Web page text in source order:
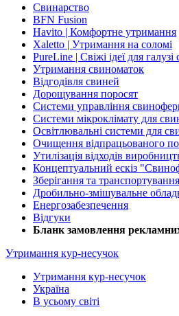
Свинарство
BFN Fusion
Havito | Комфортне утримання
Xaletto | Утримання на соломі
PureLine | Свіжі ідеї для галузі
Утримання свиноматок
Відгодівля свиней
Дорощування поросят
Системи управління
Системи мікроклімату для
Освітлювальні системи для
Очищення відпрацьованого
Утилізація відходів
Концептуальний ескіз
Зберігання та
Дробильно-змішувальне
Енергозабезпечення
Відгуки
Бланк замовлення
Утримання кур-несучок
Утримання кур-несучок
Україна
В усьому світі